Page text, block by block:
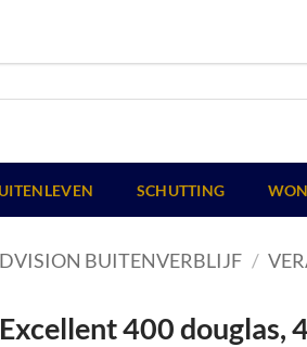
SCHUTTING
BUITENVERBLIJF /
400 douglas,